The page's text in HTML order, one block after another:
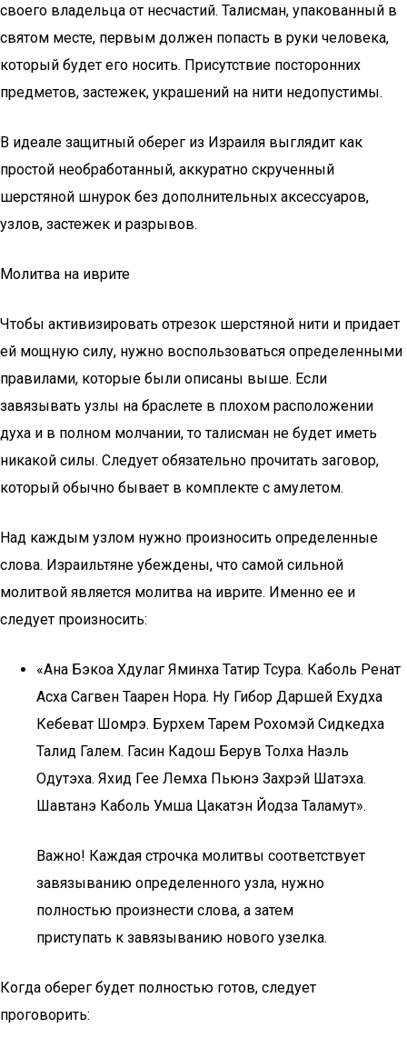
своего владельца от несчастий. Талисман, упакованный в
святом месте, первым должен попасть в руки человека,
который будет его носить. Присутствие посторонних
предметов, застежек, украшений на нити недопустимы.
В идеале защитный оберег из Израиля выглядит как
простой необработанный, аккуратно скрученный
шерстяной шнурок без дополнительных аксессуаров,
узлов, застежек и разрывов.
Молитва на иврите
Чтобы активизировать отрезок шерстяной нити и придает
ей мощную силу, нужно воспользоваться определенными
правилами, которые были описаны выше. Если
завязывать узлы на браслете в плохом расположении
духа и в полном молчании, то талисман не будет иметь
никакой силы. Следует обязательно прочитать заговор,
который обычно бывает в комплекте с амулетом.
Над каждым узлом нужно произносить определенные
слова. Израильтяне убеждены, что самой сильной
молитвой является молитва на иврите. Именно ее и
следует произносить:
«Ана Бэкоа Хдулаг Яминха Татир Тсура. Каболь Ренат
Асха Сагвен Таарен Нора. Ну Гибор Даршей Ехудха
Кебеват Шомрэ. Бурхем Тарем Рохомэй Сидкедха
Талид Галем. Гасин Кадош Берув Толха Наэль
Одутэха. Яхид Гее Лемха Пьюнэ Захрэй Шатэха.
Шавтанэ Каболь Умша Цакатэн Йодза Таламут».
Важно! Каждая строчка молитвы соответствует
завязыванию определенного узла, нужно
полностью произнести слова, а затем
приступать к завязыванию нового узелка.
Когда оберег будет полностью готов, следует
проговорить: